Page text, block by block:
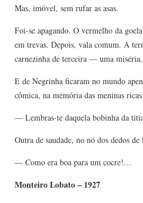
Mas, imóvel, sem rufar as asas.
Foi-se apagando. O vermelho da
em trevas. Depois, vala comum. A
carnezinha de terceira — uma
E de Negrinha ficaram no mundo
cômica, na memória das meninas ricas:
— Lembras-te daquela bobinha da
Outra de saudade, no nó dos dedos
— Como era boa para um cocre!…
Monteiro Lobato – 1927